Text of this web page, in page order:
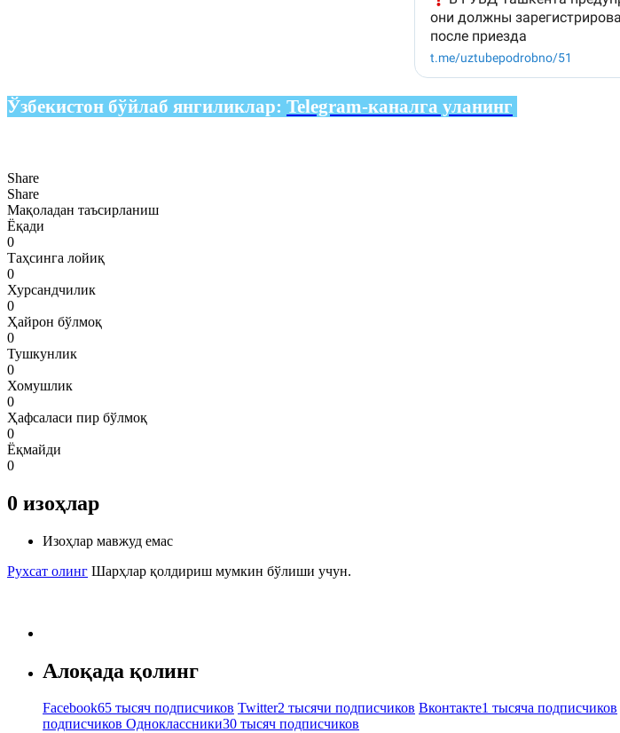
Ўзбекистон бўйлаб янгиликлар: Telegram-каналга уланинг
Share
Share
Мақоладан таъсирланиш
Ёқади
0
Таҳсинга лойиқ
0
Хурсандчилик
0
Ҳайрон бўлмоқ
0
Тушкунлик
0
Хомушлик
0
Ҳафсаласи пир бўлмоқ
0
Ёқмайди
0
0 изоҳлар
Изоҳлар мавжуд емас
Рухсат олинг Шарҳлар қолдириш мумкин бўлиши учун.
Алоқада қолинг
Facebook65 тысяч подписчиков Twitter2 тысячи подписчиков Вконтакте1 тысяча подписчиков
подписчиков Одноклассники30 тысяч подписчиков